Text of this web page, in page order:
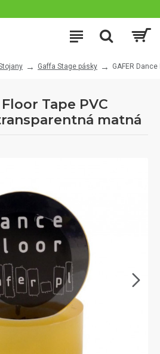
Gaffa Stage pásky GAFER
Tape PVC
matná